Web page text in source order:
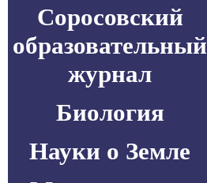
Соросовский
образовательный
журнал
Биология
Науки о Земле